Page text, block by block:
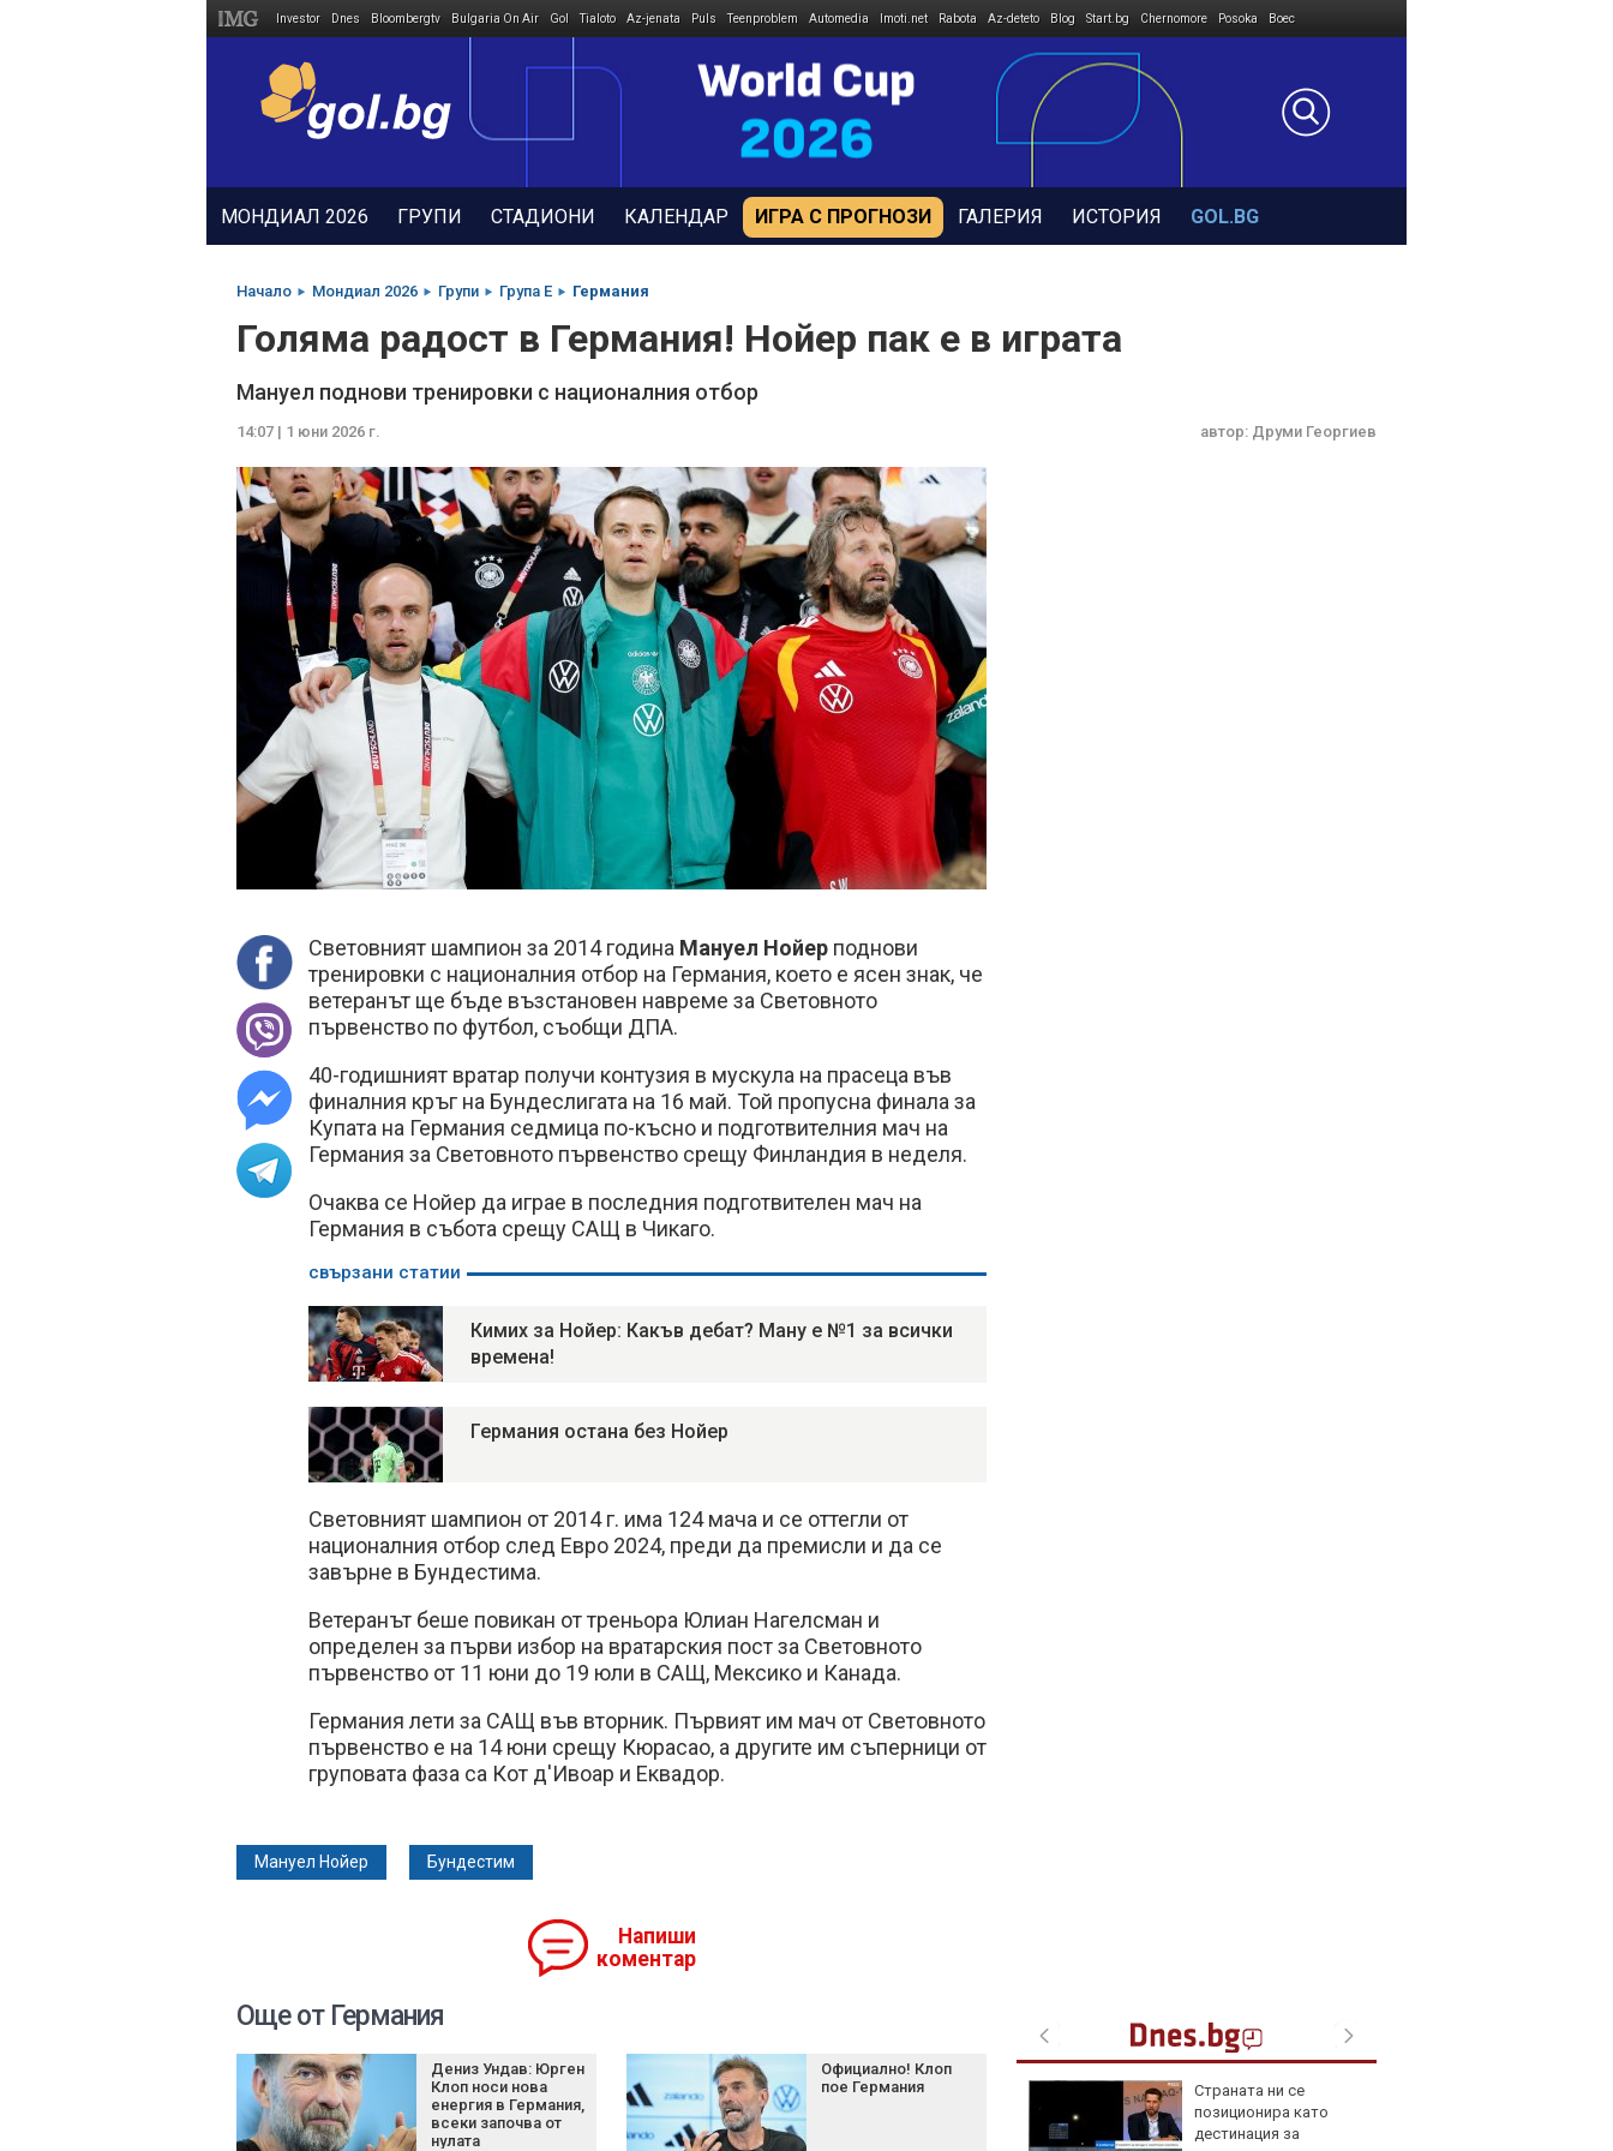
Investor Dnes Bloombergtv Bulgaria On Air Gol Tialoto Az-jenata Puls Teenproblem Automedia Imoti.net Rabota Az-deteto Blog Start.bg Chernomore Posoka Boec
МОНДИАЛ 2026 ГРУПИ СТАДИОНИ КАЛЕНДАР ИГРА С ПРОГНОЗИ ГАЛЕРИЯ ИСТОРИЯ GOL.BG
Начало Мондиал 2026 Групи Група E Германия
Голяма радост в Германия! Нойер пак е в играта
Мануел поднови тренировки с националния отбор
14:07 | 1 юни 2026 г. автор: Друми Георгиев
Световният шампион за 2014 година Мануел Нойер поднови
тренировки с националния отбор на Германия, което е ясен знак, че
ветеранът ще бъде възстановен навреме за Световното
първенство по футбол, съобщи ДПА.
40-годишният вратар получи контузия в мускула на прасеца във
финалния кръг на Бундеслигата на 16 май. Той пропусна финала за
Купата на Германия седмица по-късно и подготвителния мач на
Германия за Световното първенство срещу Финландия в неделя.
Очаква се Нойер да играе в последния подготвителен мач на
Германия в събота срещу САЩ в Чикаго.
свързани статии
Кимих за Нойер: Какъв дебат? Ману е №1 за всички
времена!
Германия остана без Нойер
Световният шампион от 2014 г. има 124 мача и се оттегли от
националния отбор след Евро 2024, преди да премисли и да се
завърне в Бундестима.
Ветеранът беше повикан от треньора Юлиан Нагелсман и
определен за първи избор на вратарския пост за Световното
първенство от 11 юни до 19 юли в САЩ, Мексико и Канада.
Германия лети за САЩ във вторник. Първият им мач от Световното
първенство е на 14 юни срещу Кюрасао, а другите им съперници от
груповата фаза са Кот д'Ивоар и Еквадор.
Мануел Нойер Бундестим
Напиши
коментар
Още от Германия
Дениз Ундав: Юрген
Клоп носи нова
енергия в Германия,
всеки започва от
нулата
Официално! Клоп
пое Германия
По-добър живот за 3
Страната ни се
позиционира като
дестинация за